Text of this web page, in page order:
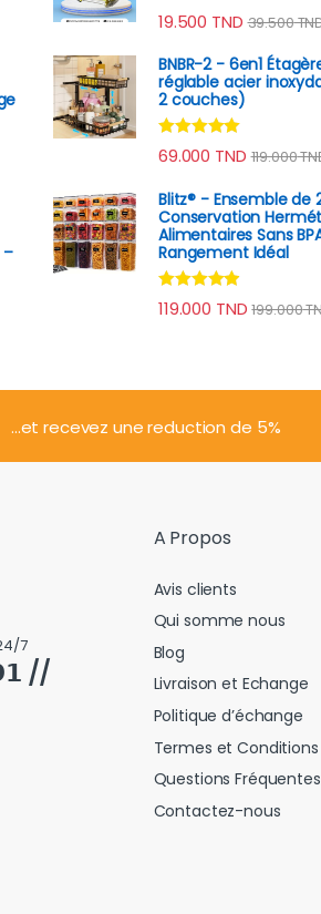
Note4.89
sur 5
19.500 TND 39.500
BNBR-2 - 6en1
réglable acier
2 couches)
Note4.79
sur 5
69.000 TND 119.000
Blitz® - Ensemble de
Conservation
Alimentaires Sans
Rangement Idéal
Note4.74
sur 5
119.000 TND 199.000
...et recevez une reduction de 5%
7
//
A Propos
Avis clients
Qui somme nous
Blog
Livraison et Echange
Politique d’échange
Termes et Conditions
Questions Fréquentes
Contactez-nous